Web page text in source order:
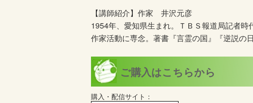
【講師紹介】作家 井沢元彦
1954年、愛知県生まれ。ＴＢＳ報道局記者
作家活動に専念。著書『言霊の国』『逆説の
ご購入はこちらから
購入・配信サイト：